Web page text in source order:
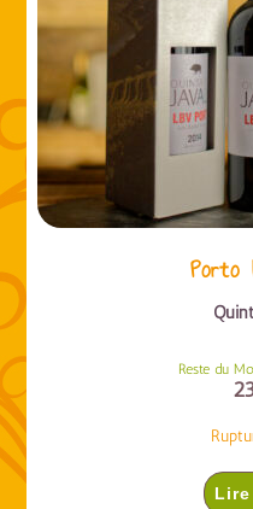
Porto
Reste du